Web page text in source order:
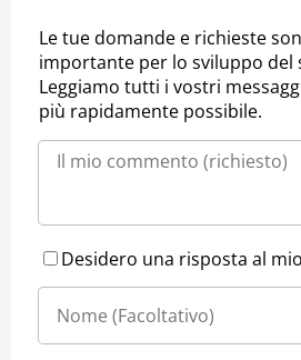
Le tue domande e richieste
importante per lo sviluppo del
Leggiamo tutti i vostri
più rapidamente possibile.
Desidero una risposta al